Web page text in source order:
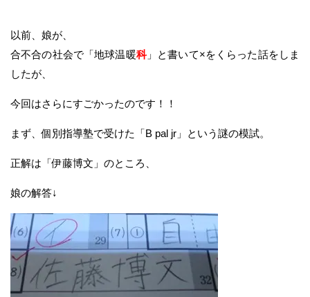
以前、娘が、
合不合の社会で「地球温暖科」と書いて×をくらった話をしま
したが、
今回はさらにすごかったのです！！
まず、個別指導塾で受けた「B pal jr」という謎の模試。
正解は「伊藤博文」のところ、
娘の解答↓